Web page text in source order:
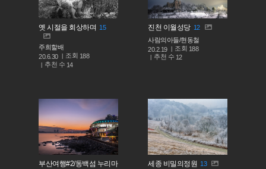
옛 시절을 회상하며 15
주희할배
20.6.30
조회 188
추천 수 14
진천 이월성당 12
사람의아들/현동철
20.2.19
조회 188
추천 수 12
부산여행#2/동백섬 누리마
세종 비밀의정원 13